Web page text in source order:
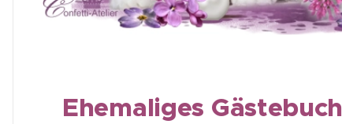
Ehemaliges Gästebuch